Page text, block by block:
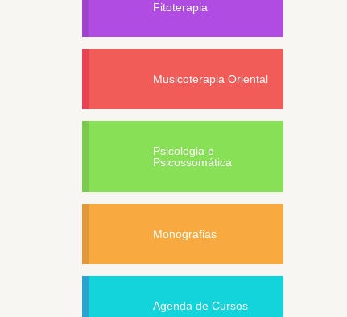
Fitoterapia
Musicoterapia Oriental
Psicologia e
Psicossomática
Monografias
Agenda de Cursos